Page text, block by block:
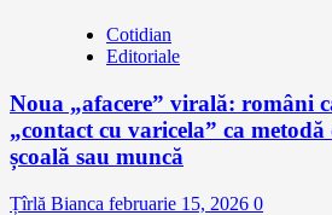
Cotidian
Editoriale
Noua „afacere” virală: români
„contact cu varicela” ca metodă
școală sau muncă
Țîrlă Bianca februarie 15, 2026 0